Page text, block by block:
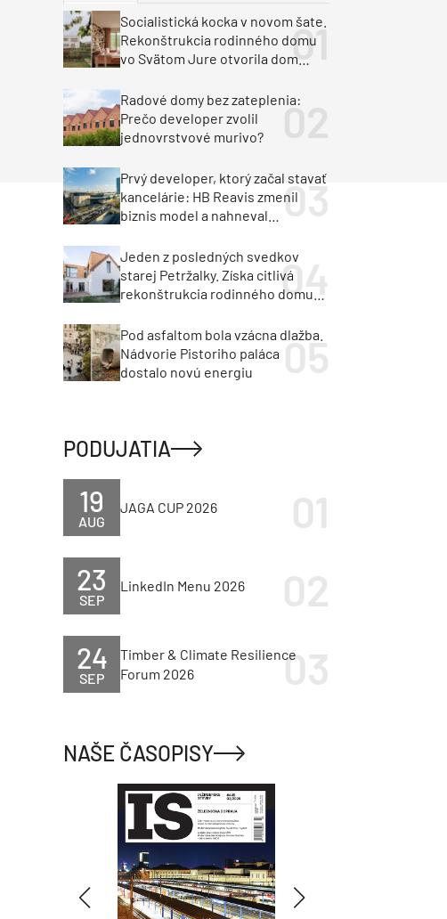
Klimatizácia a vetranie
kurz Milan Murcka
Socialistická kocka v novom šate.
Rekonštrukcia rodinného domu
vo Svätom Jure otvorila dom
Radové domy bez zateplenia:
Prečo developer zvolil
jednovrstvové murivo?
Prvý developer, ktorý začal stavať
kancelárie: HB Reavis zmenil
biznis model a nahneval
Jeden z posledných svedkov
starej Petržalky. Získa citlivá
rekonštrukcia rodinného domu
Pod asfaltom bola vzácna dlažba.
Nádvorie Pistoriho paláca
dostalo novú energiu
PODUJATIA
AUG
19 JAGA CUP 2026
SEP
23 LinkedIn Menu 2026
SEP
24
Timber & Climate Resilience
Forum 2026
NAŠE ČASOPISY